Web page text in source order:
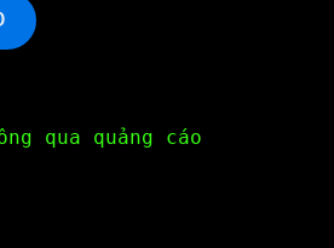
qua quảng cáo